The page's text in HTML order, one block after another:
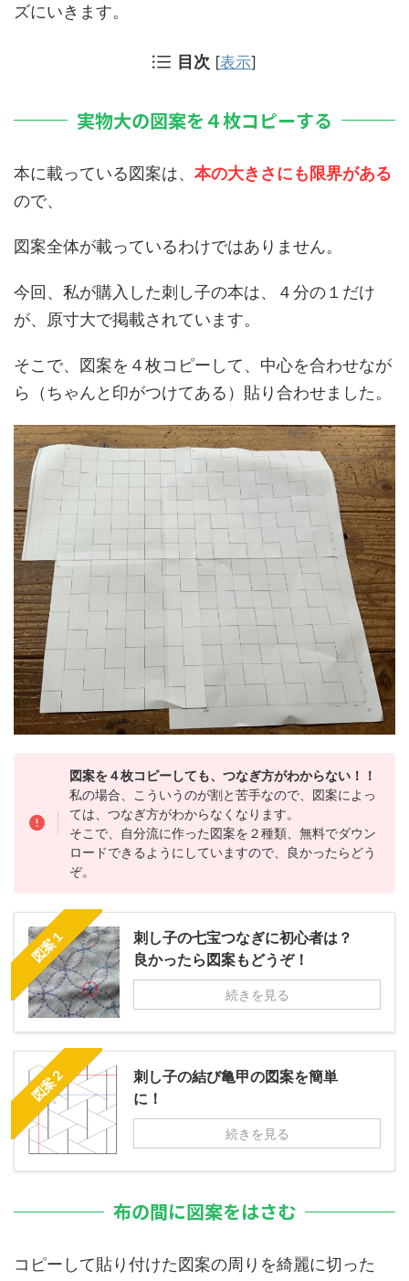
ズにいきます。
目次 [表示]
実物大の図案を４枚コピーする
本に載っている図案は、 本の大きさにも限界がある
ので、
図案全体が載っているわけではありません。
今回、私が購入した刺し子の本は、４分の１だけ
が、原寸大で掲載されています。
そこで、図案を４枚コピーして、中心を合わせなが
ら（ちゃんと印がつけてある）貼り合わせました。
図案を４枚コピーしても、つなぎ方がわからない！！
私の場合、こういうのが割と苦手なので、図案によっ
ては、つなぎ方がわからなくなります。
そこで、自分流に作った図案を２種類、無料でダウン
ロードできるようにしていますので、良かったらどう
ぞ。
図案１
刺し子の七宝つなぎに初心者は？
良かったら図案もどうぞ！
続きを見る
図案２
刺し子の結び亀甲の図案を簡単
に！
続きを見る
布の間に図案をはさむ
コピーして貼り付けた図案の周りを綺麗に切った